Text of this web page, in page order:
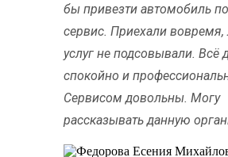
бы привезти автомобиль
сервис. Приехали
услуг не подсовывали. Всё
спокойно и
Сервисом довольны. Могу
рассказывать данную